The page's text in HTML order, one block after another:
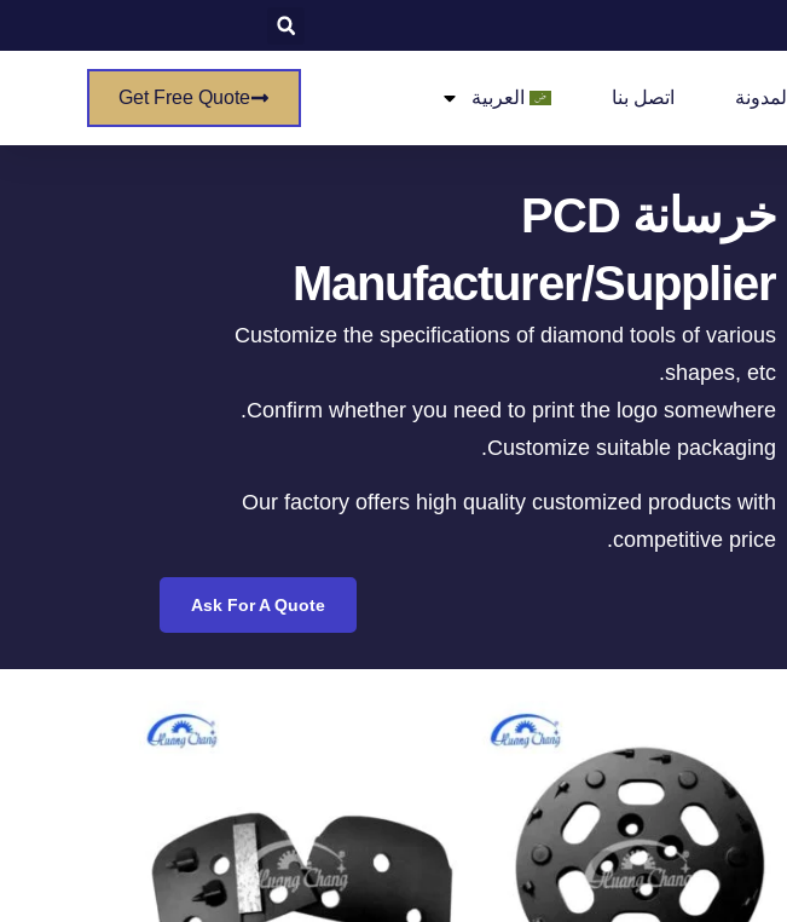
المدونة اتصل بنا العربية Get Free Quote
خرسانة PCD
Manufacturer/Supplier
Customize the specifications of diamond tools of various
shapes, etc.
Confirm whether you need to print the logo somewhere.
Customize suitable packaging.
Our factory offers high quality customized products with
competitive price.
Ask For A Quote